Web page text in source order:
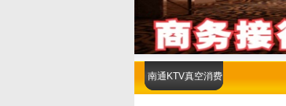
南通KTV真空消费